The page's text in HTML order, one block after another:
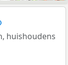
huishoudens